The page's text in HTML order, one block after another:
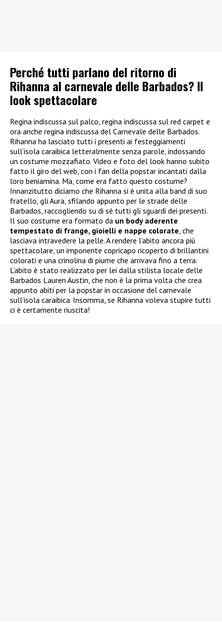
Perché tutti parlano del ritorno di
Rihanna al carnevale delle Barbados? Il
look spettacolare
Regina indiscussa sul palco, regina indiscussa sul red carpet e
ora anche regina indiscussa del Carnevale delle Barbados.
Rihanna ha lasciato tutti i presenti ai festeggiamenti
sull’isola caraibica letteralmente senza parole, indossando
un costume mozzafiato. Video e foto del look hanno subito
fatto il giro del web, con i fan della popstar incantati dalla
loro beniamina. Ma, come era fatto questo costume?
Innanzitutto diciamo che Rihanna si è unita alla band di suo
fratello, gli Aura, sfilando appunto per le strade delle
Barbados, raccogliendo su di sé tutti gli sguardi dei presenti.
Il suo costume era formato da un body aderente
tempestato di frange, gioielli e nappe colorate, che
lasciava intravedere la pelle. A rendere l’abito ancora più
spettacolare, un imponente copricapo ricoperto di brillantini
colorati e una crinolina di piume che arrivava fino a terra.
L’abito è stato realizzato per lei dalla stilista locale delle
Barbados Lauren Austin, che non è la prima volta che crea
appunto abiti per la popstar in occasione del carnevale
sull’isola caraibica. Insomma, se Rihanna voleva stupire tutti
ci è certamente riuscita!